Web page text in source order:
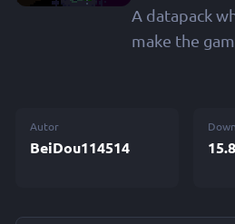
A datapack
make the
Autor
BeiDou114514